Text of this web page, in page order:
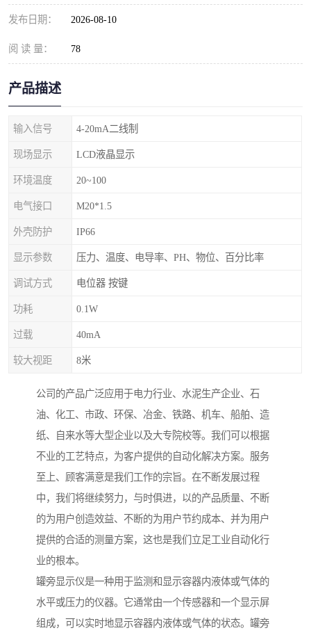
发布日期： 2026-08-10
阅 读 量： 78
产品描述
输入信号 4-20mA二线制
现场显示 LCD液晶显示
环境温度 20~100
电气接口 M20*1.5
外壳防护 IP66
显示参数 压力、温度、电导率、PH、物位、百分比率
调试方式 电位器 按键
功耗 0.1W
过载 40mA
较大视距 8米
公司的产品广泛应用于电力行业、水泥生产企业、石
油、化工、市政、环保、冶金、铁路、机车、船舶、造
纸、自来水等大型企业以及大专院校等。我们可以根据
不业的工艺特点，为客户提供的自动化解决方案。服务
至上、顾客满意是我们工作的宗旨。在不断发展过程
中，我们将继续努力，与时俱进，以的产品质量、不断
的为用户创造效益、不断的为用户节约成本、并为用户
提供的合适的测量方案，这也是我们立足工业自动化行
业的根本。
罐旁显示仪是一种用于监测和显示容器内液体或气体的
水平或压力的仪器。它通常由一个传感器和一个显示屏
组成，可以实时地显示容器内液体或气体的状态。罐旁